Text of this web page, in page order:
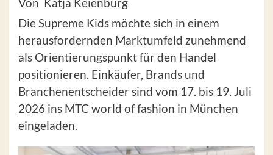
Die Supreme Kids möchte sich in einem
herausfordernden Marktumfeld zunehmend
als Orientierungspunkt für den Handel
positionieren. Einkäufer, Brands und
Branchenentscheider sind vom 17. bis 19. Juli
2026 ins MTC world of fashion in München
eingeladen.